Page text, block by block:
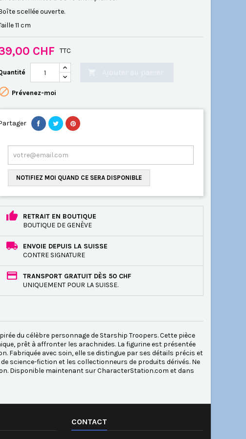
scellée ouverte.
11 cm
CHF TTC
Prévenez-moi
NOTIFIEZ MOI QUAND CE SERA DISPONIBLE
RETRAIT EN BOUTIQUE
BOUTIQUE DE GENÈVE
ENVOIE DEPUIS LA SUISSE
CONTRE SIGNATURE
TRANSPORT GRATUIT DÈS 50 CHF
UNIQUEMENT POUR LA SUISSE.
du célèbre personnage de Starship Troopers. Cette pièce
prêt à affronter les arachnides. La figurine est présentée
Fabriquée avec soin, elle se distingue par ses détails précis et
science-fiction et les collectionneurs de produits dérivés. Ne
Disponible maintenant sur CharacterStation.com et dans
CONTACT